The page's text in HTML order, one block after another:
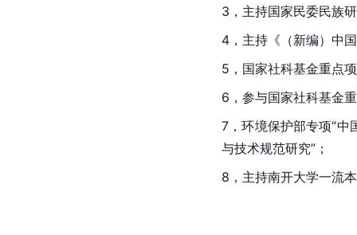
3，主持国家民委民族
4，主持《（新编）中
5，国家社科基金重点
6，参与国家社科基金
7，环境保护部专项“中
与技术规范研究”；
8，主持南开大学一流